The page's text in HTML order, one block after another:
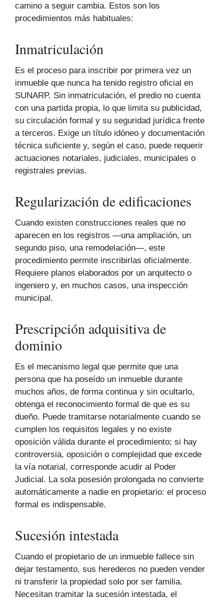
camino a seguir cambia. Estos son los
procedimientos más habituales:
Inmatriculación
Es el proceso para inscribir por primera vez un
inmueble que nunca ha tenido registro oficial en
SUNARP. Sin inmatriculación, el predio no cuenta
con una partida propia, lo que limita su publicidad,
su circulación formal y su seguridad jurídica frente
a terceros. Exige un título idóneo y documentación
técnica suficiente y, según el caso, puede requerir
actuaciones notariales, judiciales, municipales o
registrales previas.
Regularización de edificaciones
Cuando existen construcciones reales que no
aparecen en los registros —una ampliación, un
segundo piso, una remodelación—, este
procedimiento permite inscribirlas oficialmente.
Requiere planos elaborados por un arquitecto o
ingeniero y, en muchos casos, una inspección
municipal.
Prescripción adquisitiva de
dominio
Es el mecanismo legal que permite que una
persona que ha poseído un inmueble durante
muchos años, de forma continua y sin ocultarlo,
obtenga el reconocimiento formal de que es su
dueño. Puede tramitarse notarialmente cuando se
cumplen los requisitos legales y no existe
oposición válida durante el procedimiento; si hay
controversia, oposición o complejidad que excede
la vía notarial, corresponde acudir al Poder
Judicial. La sola posesión prolongada no convierte
automáticamente a nadie en propietario: el proceso
formal es indispensable.
Sucesión intestada
Cuando el propietario de un inmueble fallece sin
dejar testamento, sus herederos no pueden vender
ni transferir la propiedad solo por ser familia.
Necesitan tramitar la sucesión intestada, el